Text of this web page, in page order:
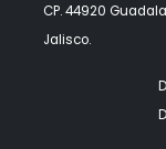
CP. 44920
Jalisco.